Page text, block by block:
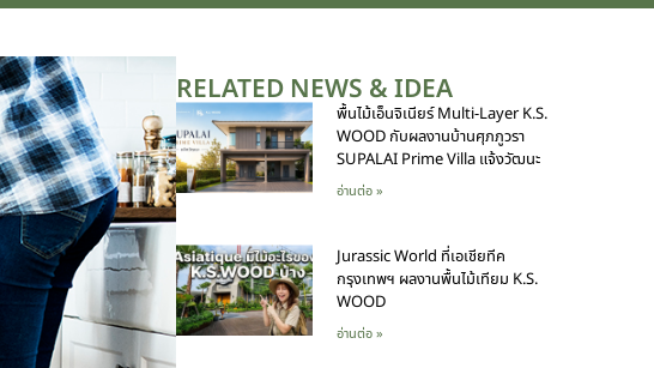
RELATED NEWS & IDEA
พื้นไม้เอ็นจิเนียร์ Multi-Layer K.S.
WOOD กับผลงานบ้านศุภภูวรา
SUPALAI Prime Villa แจ้งวัฒนะ
อ่านต่อ »
Jurassic World ที่เอเชียทีค
กรุงเทพฯ ผลงานพื้นไม้เทียม K.S.
WOOD
อ่านต่อ »